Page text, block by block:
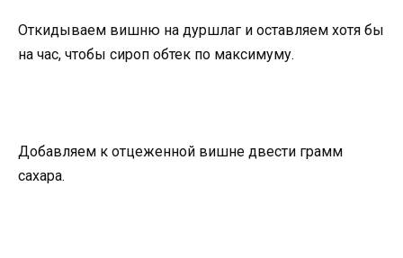
Откидываем вишню на дуршлаг и оставляем хотя бы
на час, чтобы сироп обтек по максимуму.
Добавляем к отцеженной вишне двести грамм
сахара.